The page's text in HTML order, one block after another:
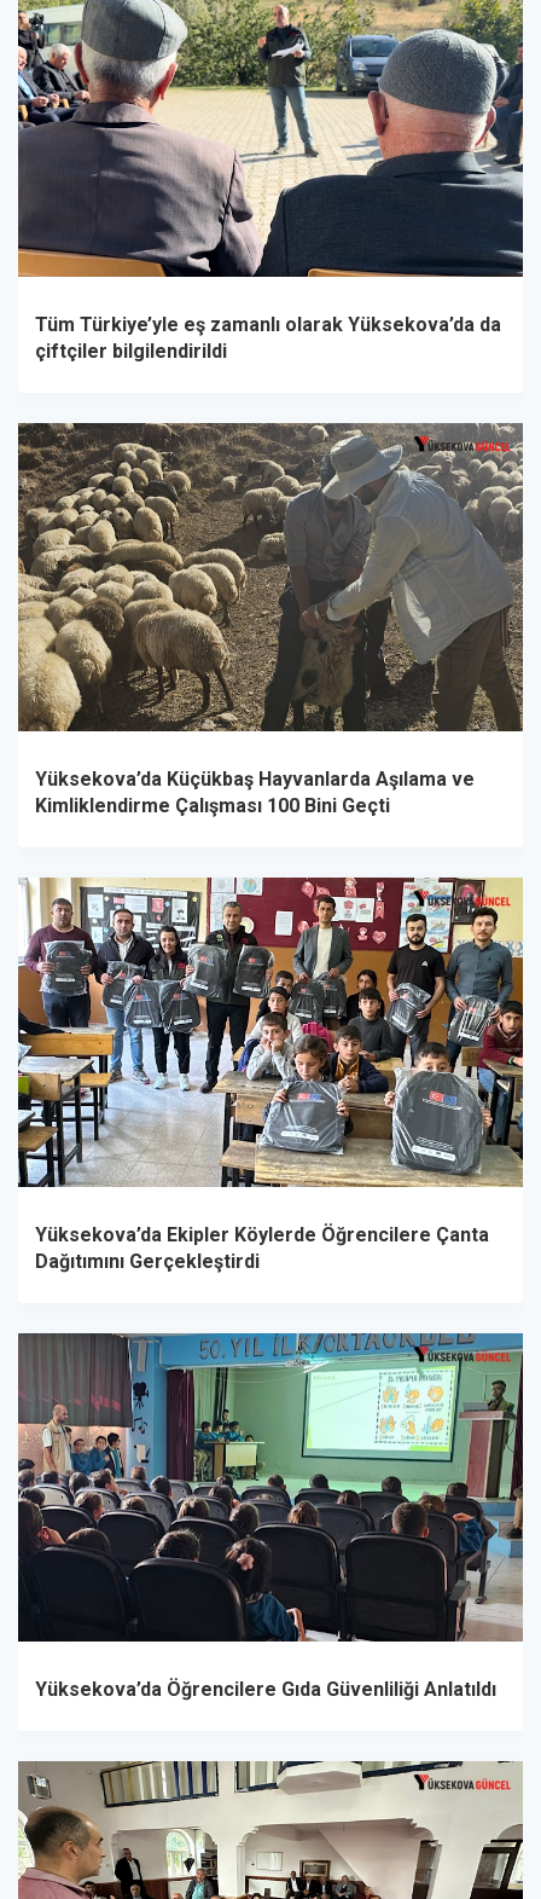
Tüm Türkiye’yle eş zamanlı olarak Yüksekova’da da
çiftçiler bilgilendirildi
Yüksekova’da Küçükbaş Hayvanlarda Aşılama ve
Kimliklendirme Çalışması 100 Bini Geçti
Yüksekova’da Ekipler Köylerde Öğrencilere Çanta
Dağıtımını Gerçekleştirdi
Yüksekova’da Öğrencilere Gıda Güvenliliği Anlatıldı